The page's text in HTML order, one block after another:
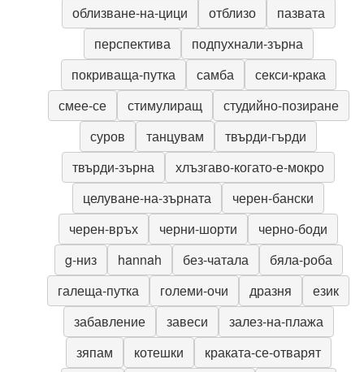
облизване-на-цици
отблизо
пазвата
перспектива
подпухнали-зърна
покриваща-путка
самба
секси-крака
смее-се
стимулиращ
студийно-позиране
суров
танцувам
твърди-гърди
твърди-зърна
хлъзгаво-когато-е-мокро
целуване-на-зърната
черен-бански
черен-връх
черни-шорти
черно-боди
g-низ
hannah без-чатала
бяла-роба
галеща-путка
големи-очи дразня
език
забавление
завеси
залез-на-плажа
зяпам
котешки
краката-се-отварят